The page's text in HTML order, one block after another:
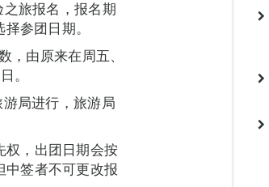
旅报名，报名期
参团日期。
，由原来在周五、
。
局进行，旅游局
权，出团日期会按
中签者不可更改报